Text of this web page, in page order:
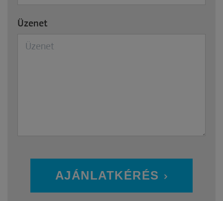
Üzenet
AJÁNLATKÉRÉS